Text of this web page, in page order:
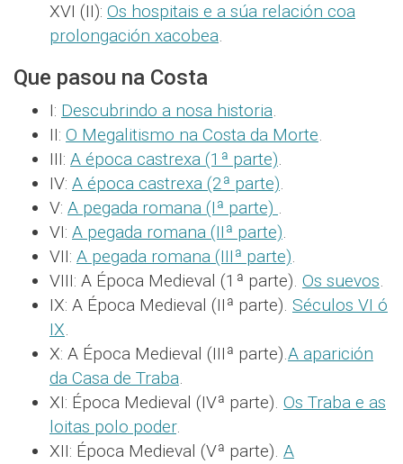
XVI (II): Os hospitais e a súa relación coa
prolongación xacobea.
Que pasou na Costa
I: Descubrindo a nosa historia.
II: O Megalitismo na Costa da Morte.
III: A época castrexa (1ª parte).
IV: A época castrexa (2ª parte).
V: A pegada romana (Iª parte) .
VI: A pegada romana (IIª parte).
VII: A pegada romana (IIIª parte).
VIII: A Época Medieval (1ª parte). Os suevos.
IX: A Época Medieval (IIª parte). Séculos VI ó
IX.
X: A Época Medieval (IIIª parte).A aparición
da Casa de Traba.
XI: Época Medieval (IVª parte). Os Traba e as
loitas polo poder.
XII: Época Medieval (Vª parte). A